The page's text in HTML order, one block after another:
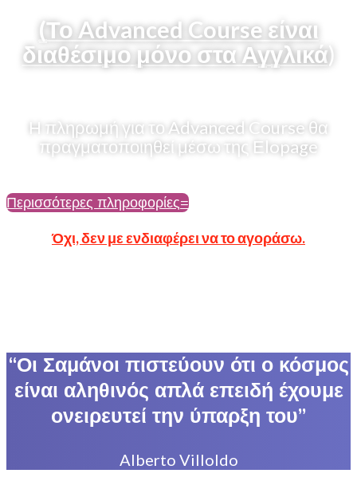
(Το Advanced Course είναι
διαθέσιμομόνο στα Αγγλικά)
Η πληρωμή για το Advanced Course θα
πραγματοποιηθεί μέσω της Εlopage
Περισσότερες πληροφορίες
Όχι, δεν με ενδιαφέρει να το αγοράσω.
“Οι Σαμάνοι πιστεύουν ότι ο κόσμος
είναι αληθινός απλά επειδή έχουμε
ονειρευτεί την ύπαρξη του”
Alberto Villoldo